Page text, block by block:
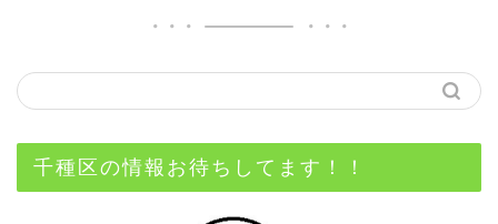
千種区の情報お待ちしてます！！